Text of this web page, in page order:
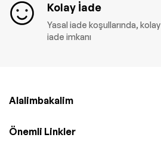
Kolay İade
Yasal iade koşullarında, kolay
iade imkanı
Alalimbakalim
Önemli Linkler